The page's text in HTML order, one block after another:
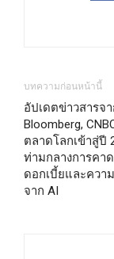
บทความก่อนหน้านี้
อัปเดตข่าวสารจ
Bloomberg,
ตลาดโลกเข้าสู่ปี
ท่ามกลางการคา
ดอกเบี้ยและความ
จาก AI